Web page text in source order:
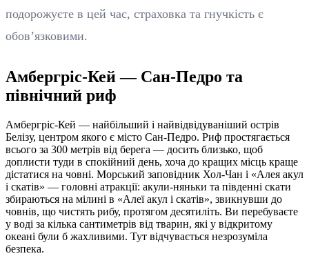
подорожуєте в цей час, страховка та гнучкість є
обов’язковими.
Амбергріс-Кей — Сан-Педро та
північний риф
Амбергріс-Кей — найбільший і найвідвідуваніший острів
Белізу, центром якого є місто Сан-Педро. Риф простягається
всього за 300 метрів від берега — досить близько, щоб
доплисти туди в спокійний день, хоча до кращих місць краще
дістатися на човні. Морський заповідник Хол-Чан і «Алея акул
і скатів» — головні атракції: акули-няньки та південні скати
збираються на мілині в «Алеї акул і скатів», звикнувши до
човнів, що чистять рибу, протягом десятиліть. Ви перебуваєте
у воді за кілька сантиметрів від тварин, які у відкритому
океані були б жахливими. Тут відчувається незрозуміла
безпека.